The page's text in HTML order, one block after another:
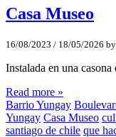
Casa Museo
16/08/2023 / 18/05/2026 by
Instalada en una
Read more »
Barrio Yungay
Yungay Casa Museo
santiago de chile que